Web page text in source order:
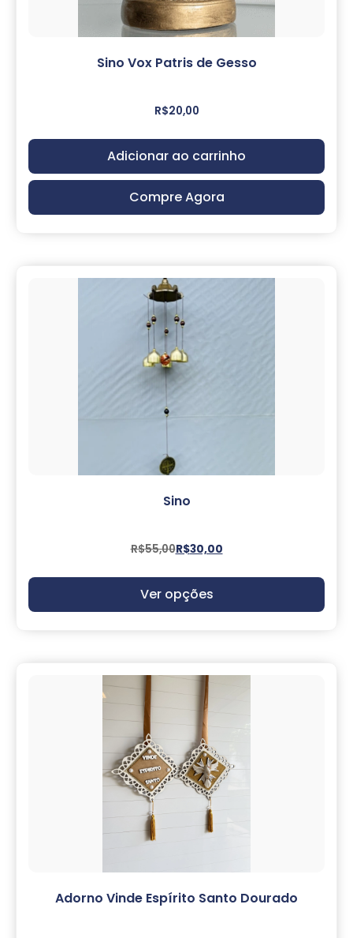
Sino Vox Patris de Gesso
R$20,00
Adicionar ao carrinho
Compre Agora
Sino
R$55,00R$30,00
Ver opções
Adorno Vinde Espírito Santo Dourado